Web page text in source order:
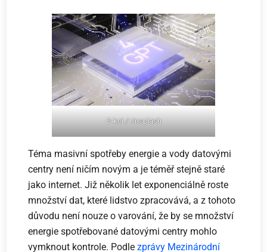
D koi / Unsplash
Téma masivní spotřeby energie a vody datovými
centry není ničím novým a je téměř stejně staré
jako internet. Již několik let exponenciálně roste
množství dat, které lidstvo zpracovává, a z tohoto
důvodu není nouze o varování, že by se množství
energie spotřebované datovými centry mohlo
vymknout kontrole. Podlezprávy Mezinárodní